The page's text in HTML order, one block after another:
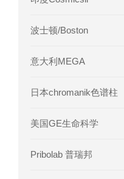
波士顿/Boston
意大利MEGA
日本chromanik色谱柱
美国GE生命科学
Pribolab 普瑞邦